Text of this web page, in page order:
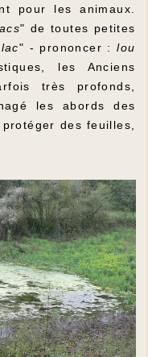
pour les animaux.
" de toutes petites
" - prononcer :lou
les Anciens
très profonds,
les abords des
des feuilles,